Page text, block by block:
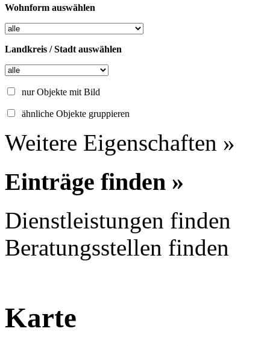
Wohnform auswählen
Landkreis / Stadt auswählen
nur Objekte mit Bild
ähnliche Objekte gruppieren
Weitere Eigenschaften »
Einträge finden »
Dienstleistungen finden
Beratungsstellen finden
Karte